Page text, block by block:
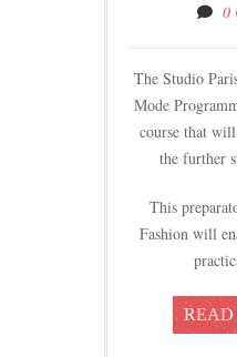
0
The Studio
Mode
course that
the further
This
Fashion will